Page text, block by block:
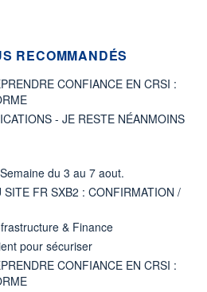
RECOMMANDÉS
CONFIANCE EN CRSI :
- JE RESTE NÉANMOINS
du 3 au 7 aout.
FR SXB2 : CONFIRMATION /
& Finance
pour sécuriser
CONFIANCE EN CRSI :